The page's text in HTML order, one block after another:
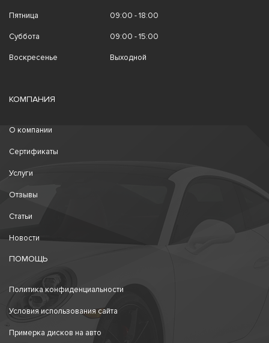
Пятница 09:00 - 18:00
Суббота 09:00 - 15:00
Воскресенье Выходной
КОМПАНИЯ
О компании
Сертификаты
Услуги
Отзывы
Статьи
Новости
ПОМОЩЬ
Политика конфиденциальности
Условия использования сайта
Примерка дисков на авто